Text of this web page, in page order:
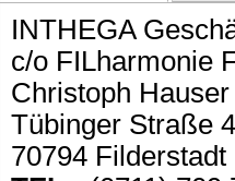
INTHEGA
c/o FILharmonie
Christoph Hauser
Tübinger Straße
70794 Filderstadt